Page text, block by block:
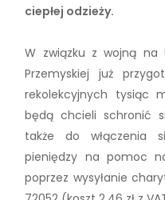
ciepłej odzieży.
W związku z wojną na
Przemyskiej już
rekolekcyjnych tysiąc
będą chcieli schronić
także do włączenia
pieniędzy na pomoc
poprzez wysyłanie